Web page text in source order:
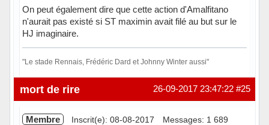
On peut également dire que cette action d'Amalfitano
n'aurait pas existé si ST maximin avait filé au but sur le
HJ imaginaire.
"Le stade Rennais, Frédéric Dard et Johnny Winter aussi"
Hors ligne #25
26-09-2017 23:47:22
mort de rire
Membre Inscrit(e): 08-08-2017 Messages: 1 689